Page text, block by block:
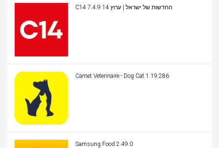
C14 החדשות של ישראל | ערוץ 14 7.4.9
Carnet Veterinaire - Dog Cat 1.19.286
Samsung Food 2.49.0